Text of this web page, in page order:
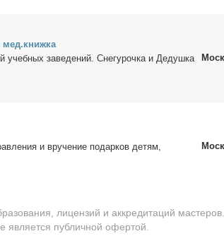
мед.книж­ка
за­ве­де­ний. Сне­гу­роч­ка и Де­душ­ка
и вру­че­ние по­дар­ков де­тям,
лицензий и аккредитаций мастеров.
является публичной офертой.